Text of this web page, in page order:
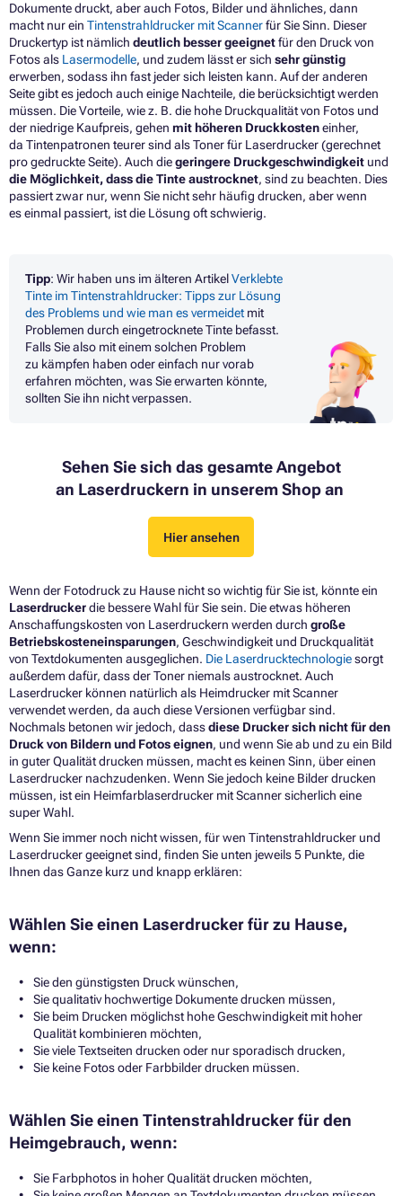
Dokumente druckt, aber auch Fotos, Bilder und ähnliches, dann
macht nur ein Tintenstrahldrucker mit Scannerfür Sie Sinn. Dieser
Druckertyp ist nämlich deutlich besser geeignetfür den Druck von
Fotos als Lasermodelle, und zudem lässt er sich sehr günstig
erwerben, sodass ihn fast jeder sich leisten kann. Auf der anderen
Seite gibt es jedoch auch einige Nachteile, die berücksichtigt werden
müssen. Die Vorteile, wie z. B. die hohe Druckqualität von Fotos und
der niedrige Kaufpreis, gehen mit höheren Druckkosteneinher,
da Tintenpatronen teurer sind alsTonerfür Laserdrucker (gerechnet
pro gedruckte Seite). Auch diegeringere Druckgeschwindigkeit und
die Möglichkeit, dass die Tinte austrocknet, sind zu beachten. Dies
passiert zwar nur, wenn Sie nicht sehr häufig drucken, aber wenn
es einmal passiert, ist die Lösung oft schwierig.
Tipp: Wir haben uns im älteren ArtikelVerklebte
Tinte im Tintenstrahldrucker: Tipps zur Lösung
des Problems und wie man es vermeidetmit
Problemen durch eingetrocknete Tinte befasst.
Falls Sie also mit einem solchen Problem
zu kämpfen haben oder einfach nur vorab
erfahren möchten, was Sie erwarten könnte,
sollten Sie ihn nicht verpassen.
Sehen Sie sich das gesamte Angebot
an Laserdruckern in unserem Shop an
Hier ansehen
Wenn der Fotodruck zu Hause nicht so wichtig für Sie ist, könnte ein
Laserdruckerdie bessere Wahl für Sie sein. Die etwas höheren
Anschaffungskosten von Laserdruckern werden durch große
Betriebskosteneinsparungen, Geschwindigkeit und Druckqualität
von Textdokumenten ausgeglichen. Die Laserdrucktechnologiesorgt
außerdem dafür, dass der Toner niemals austrocknet. Auch
Laserdrucker können natürlich als Heimdrucker mit Scanner
verwendet werden, da auch diese Versionen verfügbar sind.
Nochmals betonen wir jedoch, dassdiese Drucker sich nicht für den
Druck von Bildern und Fotos eignen, und wenn Sie ab und zu ein Bild
in guter Qualität drucken müssen, macht es keinen Sinn, über einen
Laserdrucker nachzudenken. Wenn Sie jedoch keine Bilder drucken
müssen, ist ein Heimfarblaserdrucker mit Scanner sicherlich eine
super Wahl.
Wenn Sie immer noch nicht wissen, für wen Tintenstrahldrucker und
Laserdruckergeeignet sind, finden Sie unten jeweils 5 Punkte, die
Ihnen das Ganze kurz und knapp erklären:
Wählen Sie einen Laserdrucker für zu Hause,
wenn:
Sie den günstigsten Druck wünschen,
Sie qualitativ hochwertige Dokumente drucken müssen,
Sie beim Drucken möglichst hohe Geschwindigkeit mit hoher
Qualität kombinieren möchten,
Sie viele Textseiten drucken oder nur sporadisch drucken,
Sie keine Fotos oder Farbbilder drucken müssen.
Wählen Sie einen Tintenstrahldrucker für den
Heimgebrauch, wenn:
Sie Farbphotos in hoher Qualität drucken möchten,